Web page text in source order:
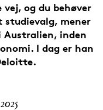
og du behøver
studievalg, mener
inden
I dag er han